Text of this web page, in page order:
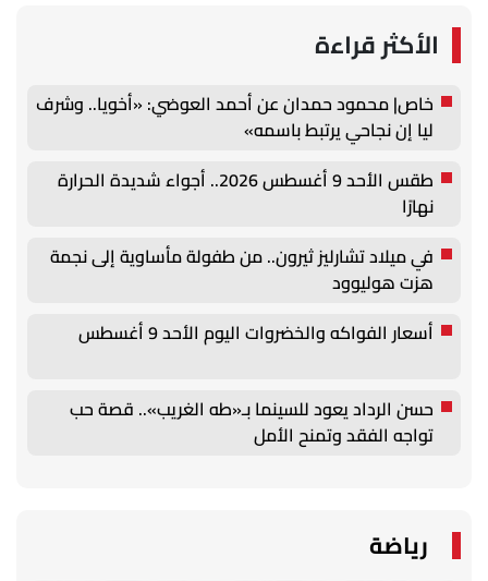
الأكثر قراءة
خاص| محمود حمدان عن أحمد العوضي: «أخويا.. وشرف
ليا إن نجاحي يرتبط باسمه»
طقس الأحد 9 أغسطس 2026.. أجواء شديدة الحرارة
نهارًا
في ميلاد تشارليز ثيرون.. من طفولة مأساوية إلى نجمة
هزت هوليوود
أسعار الفواكه والخضروات اليوم الأحد 9 أغسطس
حسن الرداد يعود للسينما بـ«طه الغريب».. قصة حب
تواجه الفقد وتمنح الأمل
رياضة